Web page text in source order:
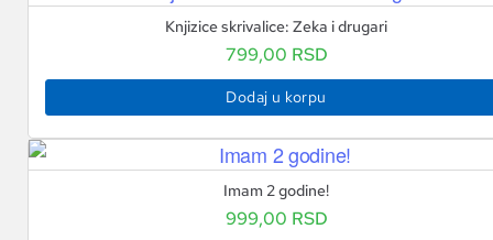
Knjizice skrivalice: Zeka i drugari
799,00 RSD
Dodaj u korpu
Imam 2 godine!
999,00 RSD